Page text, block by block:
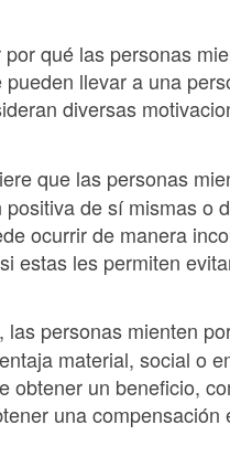
qué las personas
llevar a una
diversas
que las personas
de sí mismas o
ocurrir de manera
estas les permiten
las personas mienten
material, social o
obtener un beneficio,
una